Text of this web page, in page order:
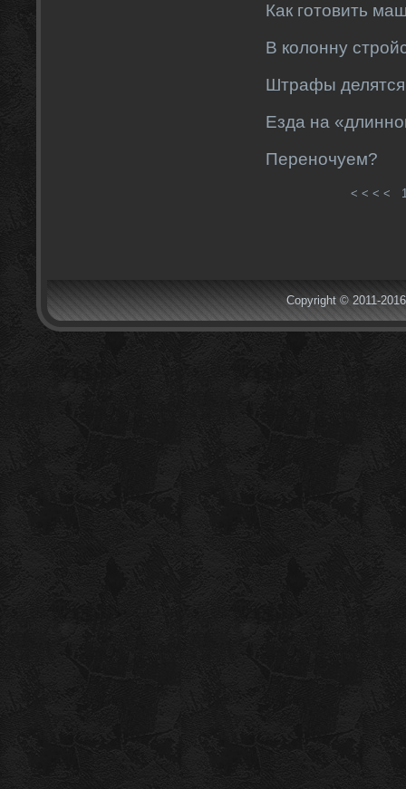
Как готовить
В колонну
Штрафы делятся
Езда на
Переночуем?
< < < <
Copyright © 2011-